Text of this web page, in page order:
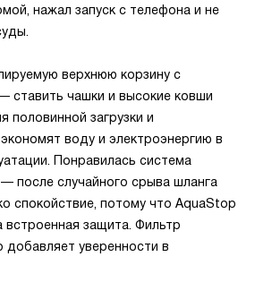
нажал запуск с телефона и не
верхнюю корзину с
ставить чашки и высокие ковши
половинной загрузки и
воду и электроэнергию в
Понравилась система
после случайного срыва шланга
спокойствие, потому что AquaStop
встроенная защита. Фильтр
добавляет уверенности в